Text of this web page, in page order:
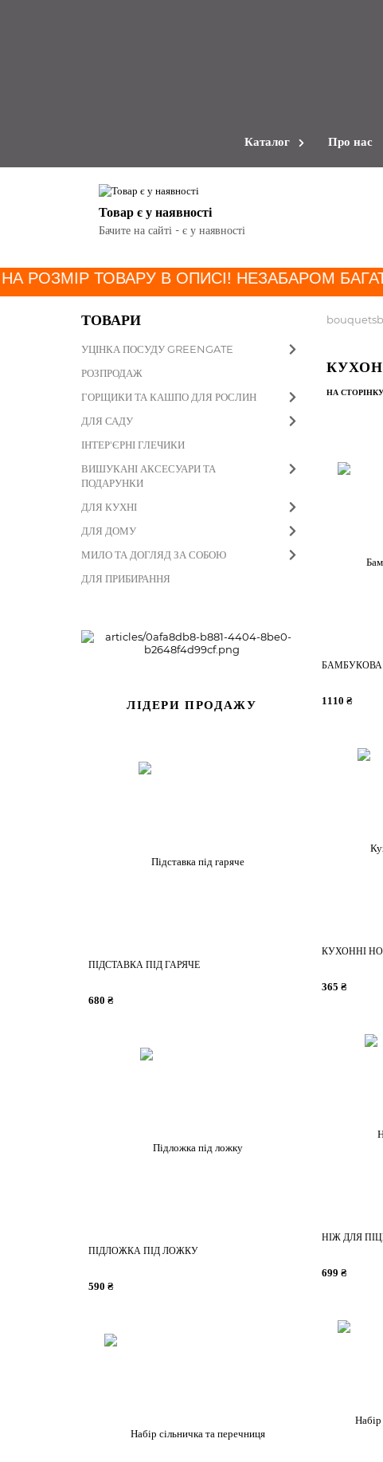
Каталог Про нас
Товар є у наявності
Бачите на сайті - є у наявності
РОЗМІР ТОВАРУ В ОПИСІ! НЕЗАБАРОМ
НА
БАМБУКОВА
1110 ₴
КУХОННІ
365 ₴
НІЖ ДЛЯ
699 ₴
ТОВАРИ
УЦІНКА ПОСУДУ GREENGATE
РОЗПРОДАЖ
ГОРЩИКИ ТА КАШПО ДЛЯ РОСЛИН
ДЛЯ САДУ
ІНТЕР'ЄРНІ ГЛЕЧИКИ
ВИШУКАНІ АКСЕСУАРИ ТА
ПОДАРУНКИ
ДЛЯ КУХНІ
ДЛЯ ДОМУ
МИЛО ТА ДОГЛЯД ЗА СОБОЮ
ДЛЯ ПРИБИРАННЯ
ЛІДЕРИ ПРОДАЖУ
ПІДСТАВКА ПІД ГАРЯЧЕ
680 ₴
ПІДЛОЖКА ПІД ЛОЖКУ
590 ₴